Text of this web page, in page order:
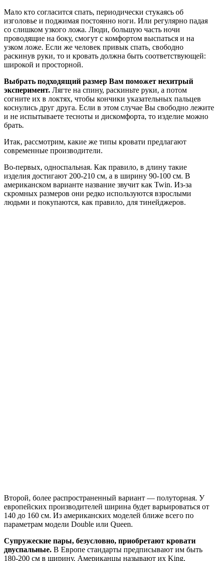
Мало кто согласится спать, периодически стукаясь об
изголовье и поджимая постоянно ноги. Или регулярно падая
со слишком узкого ложа. Люди, большую часть ночи
проводящие на боку, смогут с комфортом выспаться и на
узком ложе. Если же человек привык спать, свободно
раскинув руки, то и кровать должна быть соответствующей:
широкой и просторной.
Выбрать подходящий размер Вам поможет нехитрый
эксперимент. Лягте на спину, раскиньте руки, а потом
согните их в локтях, чтобы кончики указательных пальцев
коснулись друг друга. Если в этом случае Вы свободно лежите
и не испытываете тесноты и дискомфорта, то изделие можно
брать.
Итак, рассмотрим, какие же типы кровати предлагают
современные производители.
Во-первых, односпальная. Как правило, в длину такие
изделия достигают 200-210 см, а в ширину 90-100 см. В
американском варианте название звучит как Twin. Из-за
скромных размеров они редко используются взрослыми
людьми и покупаются, как правило, для тинейджеров.
Второй, более распространенный вариант — полуторная. У
европейских производителей ширина будет варьироваться от
140 до 160 см. Из американских моделей ближе всего по
параметрам модели Double или Queen.
Супружеские пары, безусловно, приобретают кровати
двуспальные. В Европе стандарты предписывают им быть
180-200 см в ширину. Американцы называют их King,